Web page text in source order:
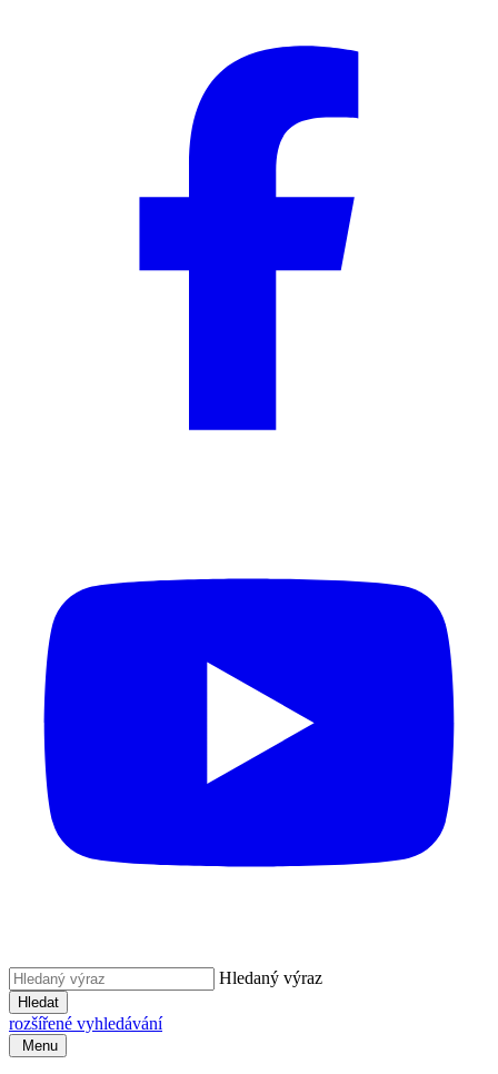
Hledaný výraz
Hledat
rozšířené vyhledávání
Menu